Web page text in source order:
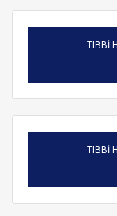
TIBBİ
TIBBİ